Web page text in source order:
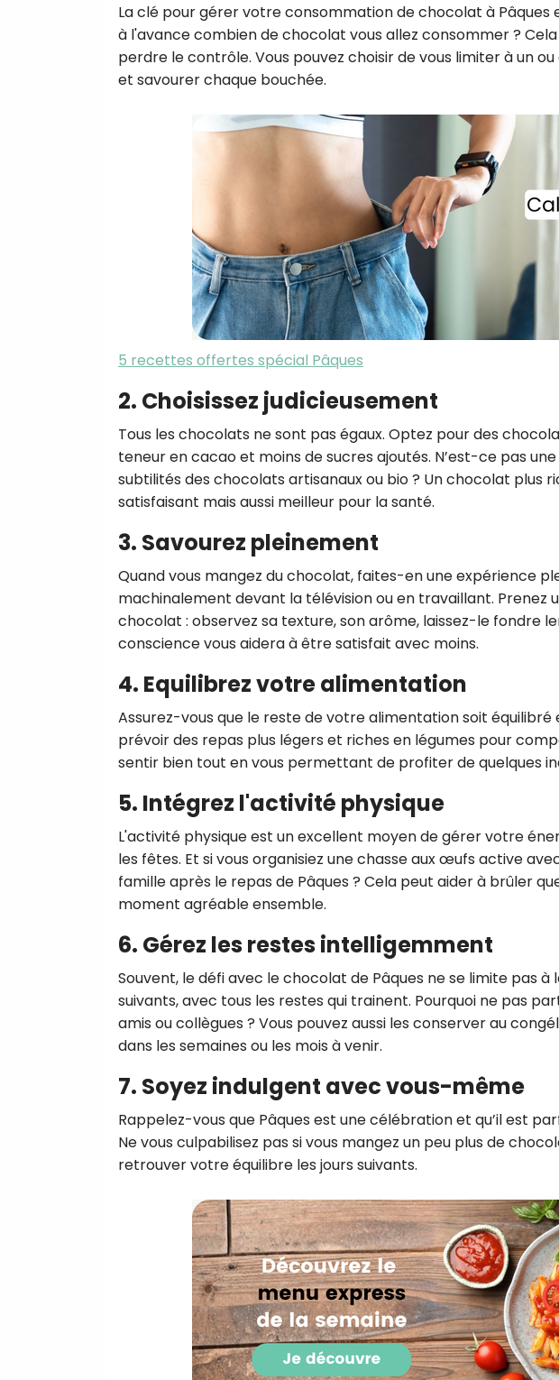
La clé pour gérer votre consommation de chocolat à Pâques
à l'avance combien de chocolat vous allez consommer ?
perdre le contrôle. Vous pouvez choisir de vous limiter à un
et savourer chaque bouchée.
5 recettes offertes spécial Pâques
2. Choisissez judicieusement
Tous les chocolats ne sont pas égaux. Optez pour des
teneur en cacao et moins de sucres ajoutés. N’est-ce pas
subtilités des chocolats artisanaux ou bio ? Un chocolat plus
satisfaisant mais aussi meilleur pour la santé.
3. Savourez pleinement
Quand vous mangez du chocolat, faites-en une expérience
machinalement devant la télévision ou en travaillant. Prenez
chocolat : observez sa texture, son arôme, laissez-le fondre
conscience vous aidera à être satisfait avec moins.
4. Equilibrez votre alimentation
Assurez-vous que le reste de votre alimentation soit
prévoir des repas plus légers et riches en légumes pour
sentir bien tout en vous permettant de profiter de quelques
5. Intégrez l'activité physique
L'activité physique est un excellent moyen de gérer votre
les fêtes. Et si vous organisiez une chasse aux œufs active
famille après le repas de Pâques ? Cela peut aider à brûler
moment agréable ensemble.
6. Gérez les restes intelligemment
Souvent, le défi avec le chocolat de Pâques ne se limite pas
suivants, avec tous les restes qui trainent. Pourquoi ne pas
amis ou collègues ? Vous pouvez aussi les conserver au
dans les semaines ou les mois à venir.
7. Soyez indulgent avec vous-même
Rappelez-vous que Pâques est une célébration et qu’il est
Ne vous culpabilisez pas si vous mangez un peu plus de
retrouver votre équilibre les jours suivants.